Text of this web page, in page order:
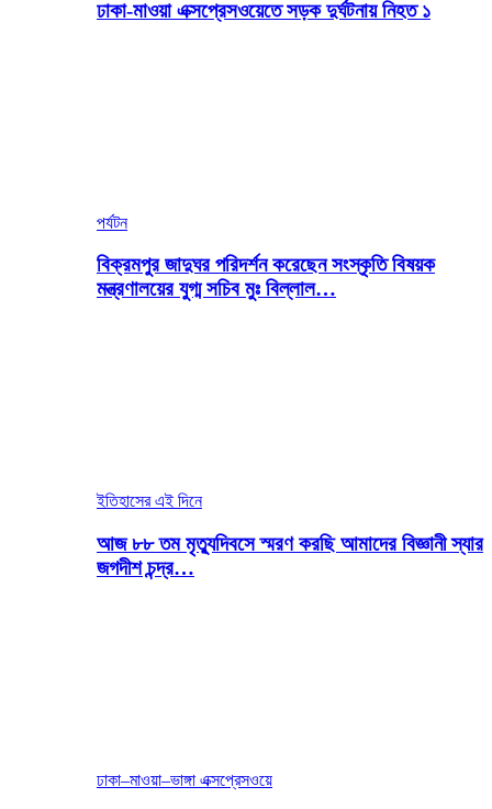
ঢাকা-মাওয়া এক্সপ্রেসওয়েতে সড়ক দুর্ঘটনায় নিহত ১
পর্যটন
বিক্রমপুর জাদুঘর পরিদর্শন করেছেন সংস্কৃতি বিষয়ক
মন্ত্রণালয়ের যুগ্ম সচিব মুঃ বিল্লাল…
ইতিহাসের এই দিনে
আজ ৮৮ তম মৃত্যুদিবসে স্মরণ করছি আমাদের বিজ্ঞানী স্যার
জগদীশ চন্দ্র…
ঢাকা–মাওয়া–ভাঙ্গা এক্সপ্রেসওয়ে